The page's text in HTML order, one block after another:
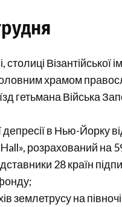
Візантійської
храмом
гетьмана Війська
в Нью-Йорку
розрахований на
28 країн
землетрусу на